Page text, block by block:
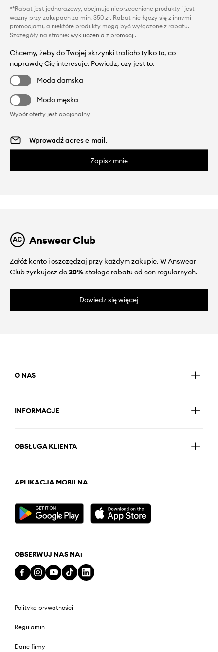
**Rabat jest jednorazowy, obejmuje nieprzecenione produkty i jest
ważny przy zakupach za min. 350 zł. Rabat nie łączy się z innymi
promocjami, a niektóre produkty mogą być wyłączone z rabatu.
Szczegóły na stronie: wykluczenia z promocji.
Chcemy, żeby do Twojej skrzynki trafiało tylko to, co
naprawdę Cię interesuje. Powiedz, czy jest to:
Moda damska
Moda męska
Wybór oferty jest opcjonalny
Zapisz mnie
Answear Club
Załóż konto i oszczędzaj przy każdym zakupie. W Answear
Club zyskujesz do20%stałego rabatu od cen regularnych.
Dowiedz się więcej
O NAS
INFORMACJE
OBSŁUGA KLIENTA
APLIKACJA MOBILNA
OBSERWUJ NAS NA:
Polityka prywatności
Regulamin
Dane firmy